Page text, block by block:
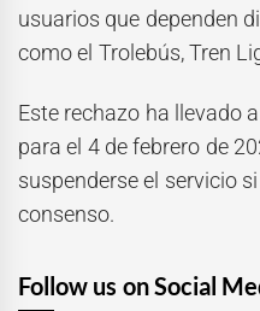
usuarios que dependen
como el Trolebús, Tren
Este rechazo ha llevado
para el 4 de febrero de
suspenderse el servicio
consenso.
Follow us on Social